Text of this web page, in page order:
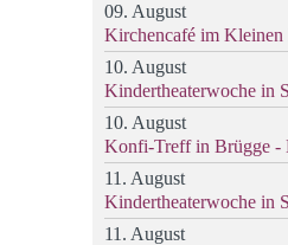
09. August
Kirchencafé im Kleinen
10. August
Kindertheaterwoche in
10. August
Konfi-Treff in Brügge -
11. August
Kindertheaterwoche in
11. August